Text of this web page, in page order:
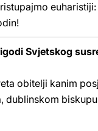
Svjetskog
obitelji kanim
dublinskom